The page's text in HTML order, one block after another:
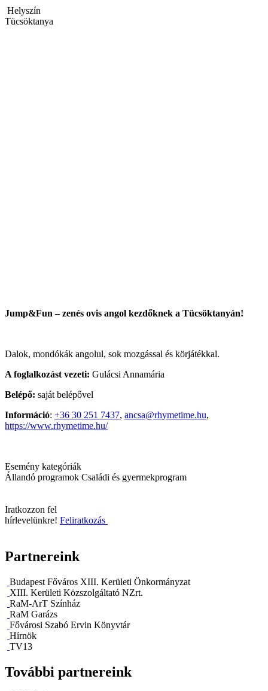
Helyszín
Tücsöktanya
Jump&Fun – zenés ovis angol kezdőknek a Tücsöktanyán!
Dalok, mondókák angolul, sok mozgással és körjátékkal.
A foglalkozást vezeti: Gulácsi Annamária
Belépő: saját belépővel
Információ: +36 30 251 7437, ancsa@rhymetime.hu,
https://www.rhymetime.hu/
Esemény kategóriák
Állandó programok Családi és gyermekprogram
Iratkozzon fel
hírlevelünkre! Feliratkozás
Partnereink
Budapest Főváros XIII. Kerületi Önkormányzat
XIII. Kerületi Közszolgáltató NZrt.
RaM-ArT Színház
RaM Garázs
Fővárosi Szabó Ervin Könyvtár
Hírnök
TV13
További partnereink